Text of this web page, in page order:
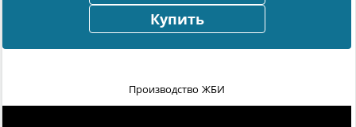
Купить
Производство ЖБИ